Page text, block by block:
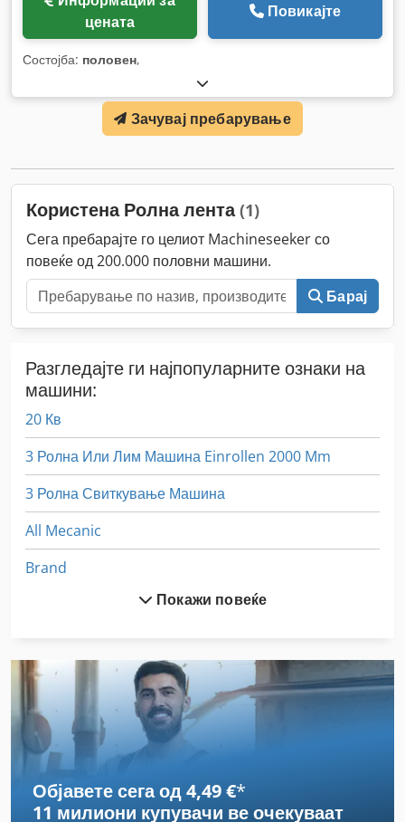
цената
Повикајте
Состојба: половен,
Зачувај пребарување
Користена Ролна лента(1)
Сега пребарајте го целиот Machineseeker со
повеќе од 200.000 половни машини.
Барај
Разгледајте ги најпопуларните ознаки на
машини:
20 Кв
3 Ролна Или Лим Машина Einrollen 2000 Mm
3 Ролна Свиткување Машина
All Mecanic
Brand
Ex Прес Центар
Fngj 20
Gastl Rg 200
German
Покажи повеќе
Објавете сега од 4,49 €*
11 милиони купувачи ве очекуваат